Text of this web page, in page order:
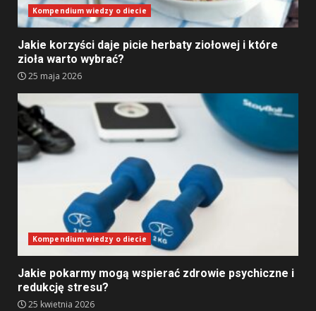
Kompendium wiedzy o diecie
Jakie korzyści daje picie herbaty ziołowej i które
zioła warto wybrać?
25 maja 2026
Kompendium wiedzy o diecie
Jakie pokarmy mogą wspierać zdrowie psychiczne i
redukcję stresu?
25 kwietnia 2026